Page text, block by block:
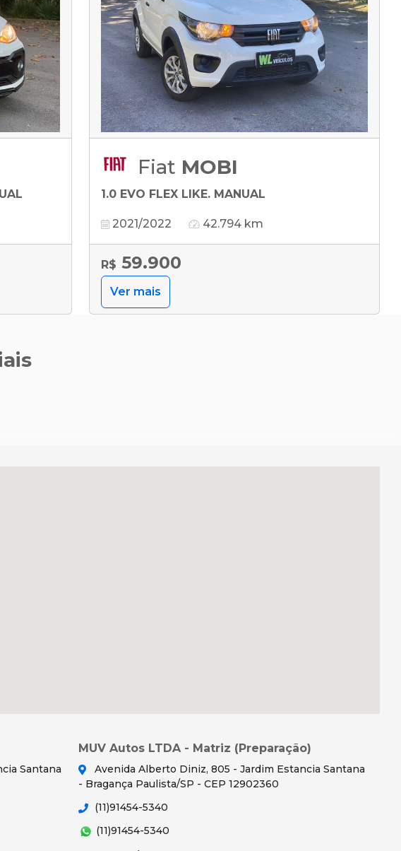
Fiat MOBI
1.0 EVO FLEX LIKE. MANUAL
2021/2022 42.794 km
R$ 59.900
Ver mais
Santana
MUV Autos LTDA - Matriz (Preparação)
Avenida Alberto Diniz, 805 - Jardim Estancia Santana
- Bragança Paulista/SP - CEP 12902360
(11)91454-5340
(11)91454-5340